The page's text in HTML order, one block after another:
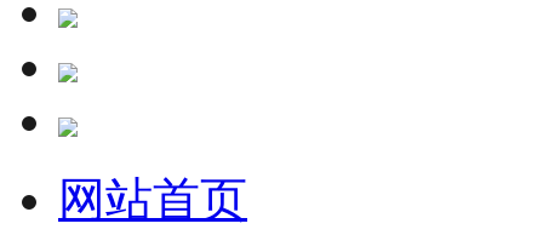
网站首页